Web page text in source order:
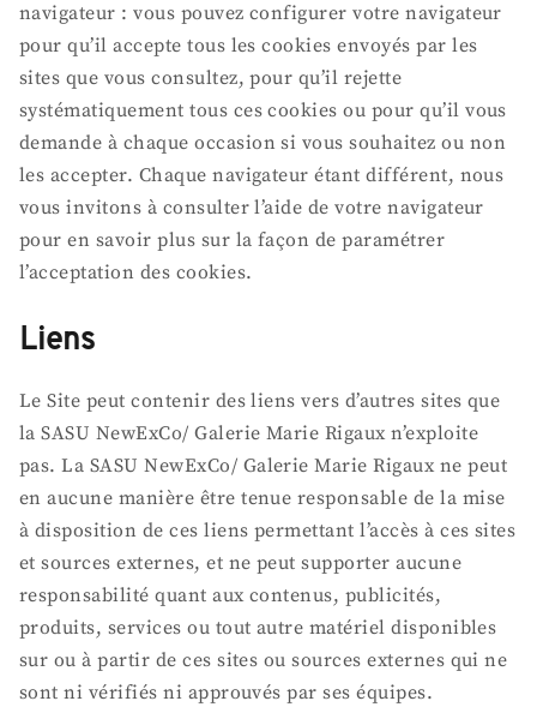
navigateur : vous pouvez configurer votre navigateur
pour qu’il accepte tous les cookies envoyés par les
sites que vous consultez, pour qu’il rejette
systématiquement tous ces cookies ou pour qu’il vous
demande à chaque occasion si vous souhaitez ou non
les accepter. Chaque navigateur étant différent, nous
vous invitons à consulter l’aide de votre navigateur
pour en savoir plus sur la façon de paramétrer
l’acceptation des cookies.
Liens
Le Site peut contenir des liens vers d’autres sites que
la SASU NewExCo/ Galerie Marie Rigaux n’exploite
pas. La SASU NewExCo/ Galerie Marie Rigaux ne peut
en aucune manière être tenue responsable de la mise
à disposition de ces liens permettant l’accès à ces sites
et sources externes, et ne peut supporter aucune
responsabilité quant aux contenus, publicités,
produits, services ou tout autre matériel disponibles
sur ou à partir de ces sites ou sources externes qui ne
sont ni vérifiés ni approuvés par ses équipes.